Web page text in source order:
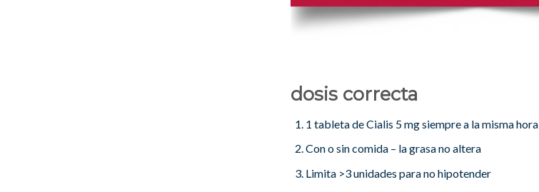
dosis correcta
1 tableta de Cialis 5 mg siempre a la misma hora
Con o sin comida – la grasa no altera
Limita >3 unidades para no hipotender